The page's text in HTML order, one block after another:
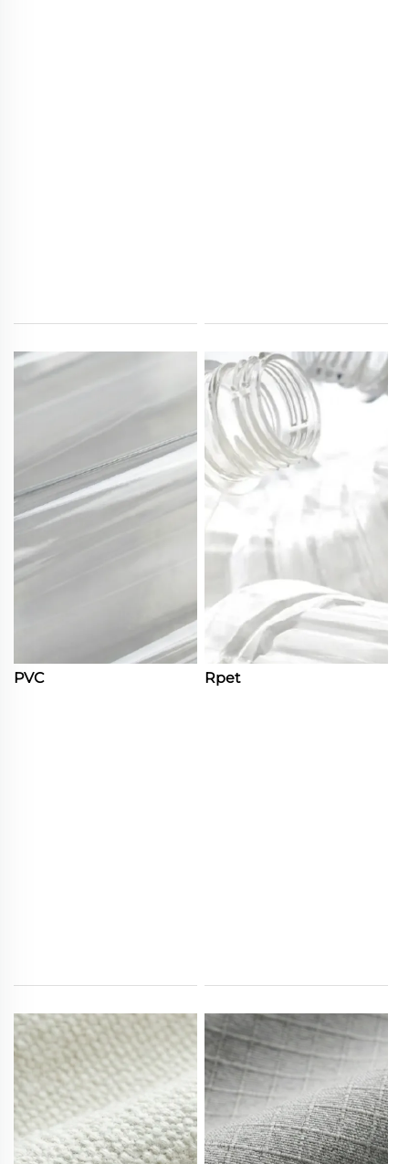
PVC Rpet